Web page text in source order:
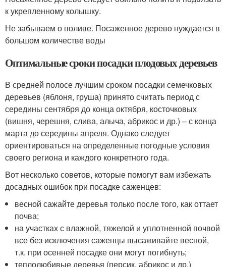
к укрепленному колышку.
Не забываем о поливе. Посаженное дерево нуждается в
большом количестве воды
Оптимальные сроки посадки плодовых деревьев
В средней полосе лучшим сроком посадки семечковых
деревьев (яблоня, груша) принято считать период с
середины сентября до конца октября, косточковых
(вишня, черешня, слива, алыча, абрикос и др.) – с конца
марта до середины апреля. Однако следует
ориентироваться на определенные погодные условия
своего региона и каждого конкретного года.
Вот несколько советов, которые помогут вам избежать
досадных ошибок при посадке саженцев:
весной сажайте деревья только после того, как оттает
почва;
на участках с влажной, тяжелой и уплотненной почвой
все без исключения саженцы высаживайте весной,
т.к. при осенней посадке они могут погибнуть;
теплолюбивые деревья (персик, абрикос и др.)